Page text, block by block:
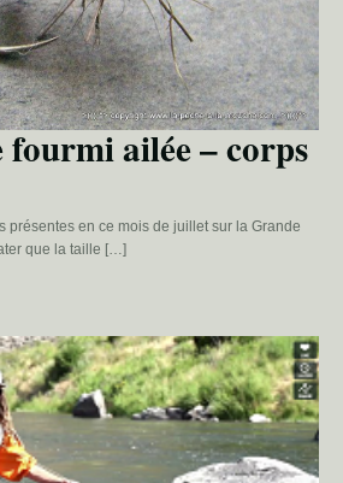
fourmi ailée – corps
présentes en ce mois de juillet sur la Grande
que la taille […]